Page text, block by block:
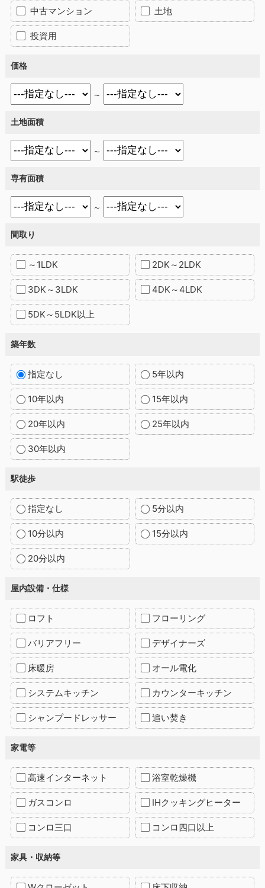
中古マンション 土地
投資用
価格
～
土地面積
～
専有面積
～
間取り
～1LDK 2DK～2LDK
3DK～3LDK 4DK～4LDK
5DK～5LDK以上
築年数
指定なし 5年以内
10年以内 15年以内
20年以内 25年以内
30年以内
駅徒歩
指定なし 5分以内
10分以内 15分以内
20分以内
屋内設備・仕様
ロフト フローリング
バリアフリー デザイナーズ
床暖房 オール電化
システムキッチン カウンターキッチン
シャンプードレッサー 追い焚き
家電等
高速インターネット 浴室乾燥機
ガスコンロ IHクッキングヒーター
コンロ三口 コンロ四口以上
家具・収納等